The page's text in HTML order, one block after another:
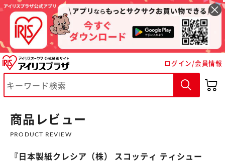
ログイン/会員情報
商品レビュー
PRODUCT REVIEW
『日本製紙クレシア（株） スコッティ ティシュー
※ご確認ください